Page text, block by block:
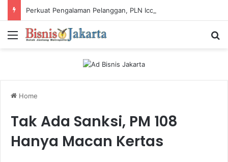
Menu
Home
Tak Ada Sanksi, PM 108
Hanya Macan Kertas